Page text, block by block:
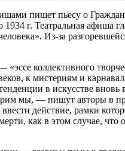
пишет пьесу о
г. Театральная афиша
Из-за
коллективного
к мистериям и
в искусстве
мы, — пишут авторы в
действие, рамки
как в этом случае,